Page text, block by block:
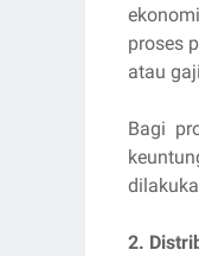
proses
atau
Bagi
2.